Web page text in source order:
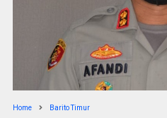
Home Barito Timur